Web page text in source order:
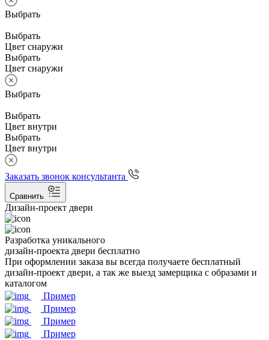
Выбрать
Выбрать
Цвет снаружи
Выбрать
Цвет снаружи
Выбрать
Выбрать
Цвет внутри
Выбрать
Цвет внутри
Заказать звонок консультанта
Сравнить
Дизайн-проект двери
Разработка уникального
дизайн-проекта двери бесплатно
При оформлении заказа вы всегда получаете бесплатный
дизайн-проект двери, а так же выезд замерщика с образами и
каталогом
Пример
Пример
Пример
Пример